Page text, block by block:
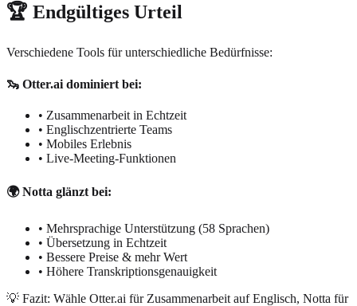
🏆 Endgültiges Urteil
Verschiedene Tools für unterschiedliche Bedürfnisse:
🦦 Otter.ai dominiert bei:
• Zusammenarbeit in Echtzeit
• Englischzentrierte Teams
• Mobiles Erlebnis
• Live-Meeting-Funktionen
🌍 Notta glänzt bei:
• Mehrsprachige Unterstützung (58 Sprachen)
• Übersetzung in Echtzeit
• Bessere Preise & mehr Wert
• Höhere Transkriptionsgenauigkeit
💡 Fazit: Wähle Otter.ai für Zusammenarbeit auf Englisch, Notta für